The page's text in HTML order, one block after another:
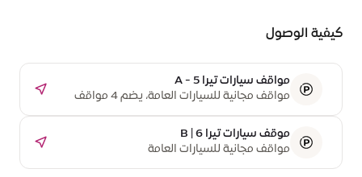
كيفية الوصول
مواقف سيارات تيرا A - 5
مواقف مجانية للسيارات العامة، يضم 4 مواقف
مخصصة لذوي أصحاب الهمم
موقف سيارات تيرا B | 6
مواقف مجانية للسيارات العامة